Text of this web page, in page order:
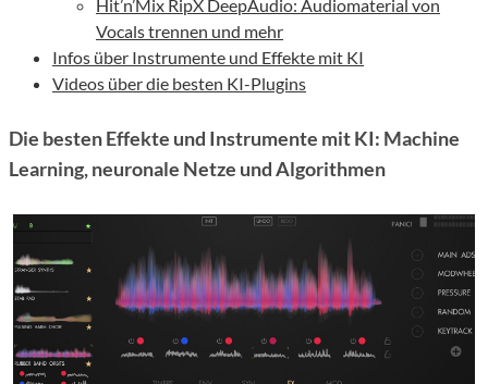
Hit’n’Mix RipX DeepAudio: Audiomaterial von
Vocals trennen und mehr
Infos über Instrumente und Effekte mit KI
Videos über die besten KI-Plugins
Die besten Effekte und Instrumente mit KI: Machine
Learning, neuronale Netze und Algorithmen